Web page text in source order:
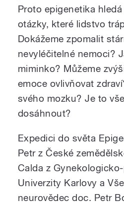
Proto epigenetika
otázky, které lidstvo
Dokážeme zpomalit
nevyléčitelné nemoci?
miminko? Můžeme
emoce ovlivňovat
svého mozku? Je to
dosáhnout?
Expedici do světa
Petr z České
Calda z
Univerzity Karlovy a
neurovědec doc. Petr